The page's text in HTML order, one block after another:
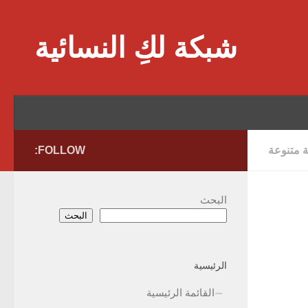
شبكة لكِ النسائية
متنوعة FOLLOW:
البحث
البحث
الرئيسية
القائمة الرئيسية